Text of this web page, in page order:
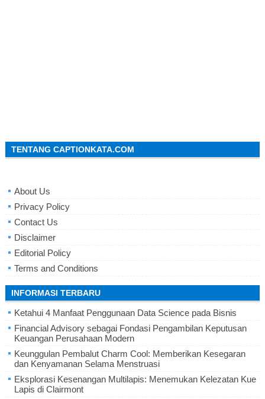
TENTANG CAPTIONKATA.COM
About Us
Privacy Policy
Contact Us
Disclaimer
Editorial Policy
Terms and Conditions
INFORMASI TERBARU
Ketahui 4 Manfaat Penggunaan Data Science pada Bisnis
Financial Advisory sebagai Fondasi Pengambilan Keputusan
Keuangan Perusahaan Modern
Keunggulan Pembalut Charm Cool: Memberikan Kesegaran
dan Kenyamanan Selama Menstruasi
Eksplorasi Kesenangan Multilapis: Menemukan Kelezatan Kue
Lapis di Clairmont